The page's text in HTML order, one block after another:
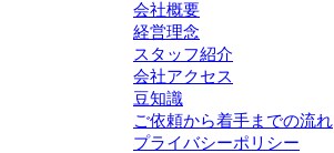
会社概要
経営理念
スタッフ紹介
会社アクセス
豆知識
ご依頼から着手までの流れ
プライバシーポリシー